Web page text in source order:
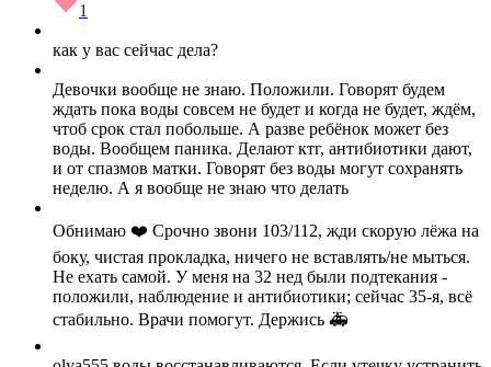
1
как у вас сейчас дела?
Девочки вообще не знаю. Положили. Говорят будем
ждать пока воды совсем не будет и когда не будет, ждём,
чтоб срок стал побольше. А разве ребёнок может без
воды. Вообщем паника. Делают ктг, антибиотики дают,
и от спазмов матки. Говорят без воды могут сохранять
неделю. А я вообще не знаю что делать
Обнимаю ❤️ Срочно звони 103/112, жди скорую лёжа на
боку, чистая прокладка, ничего не вставлять/не мыться.
Не ехать самой. У меня на 32 нед были подтекания -
положили, наблюдение и антибиотики; сейчас 35-я, всё
стабильно. Врачи помогут. Держись 🚑